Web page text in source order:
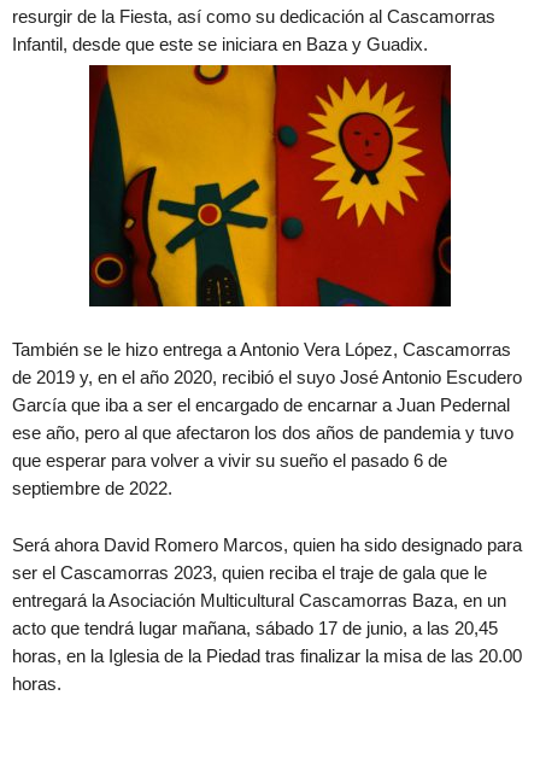
resurgir de la Fiesta, así como su dedicación al Cascamorras
Infantil, desde que este se iniciara en Baza y Guadix.
También se le hizo entrega a Antonio Vera López, Cascamorras
de 2019 y, en el año 2020, recibió el suyo José Antonio Escudero
García que iba a ser el encargado de encarnar a Juan Pedernal
ese año, pero al que afectaron los dos años de pandemia y tuvo
que esperar para volver a vivir su sueño el pasado 6 de
septiembre de 2022.
Será ahora David Romero Marcos, quien ha sido designado para
ser el Cascamorras 2023, quien reciba el traje de gala que le
entregará la Asociación Multicultural Cascamorras Baza, en un
acto que tendrá lugar mañana, sábado 17 de junio, a las 20,45
horas, en la Iglesia de la Piedad tras finalizar la misa de las 20.00
horas.